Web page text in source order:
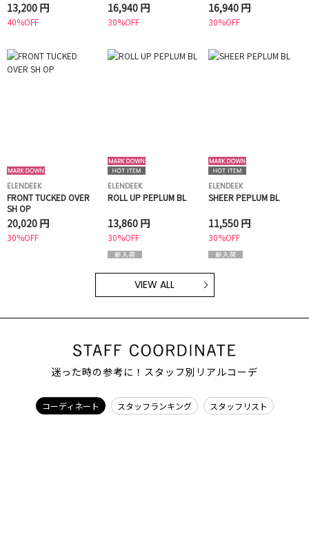
13,200 円
40%OFF
16,940 円
30%OFF
16,940 円
30%OFF
ELENDEEK
FRONT TUCKED OVER
SH OP
20,020 円
30%OFF
ELENDEEK
ROLL UP PEPLUM BL
13,860 円
30%OFF
ELENDEEK
SHEER PEPLUM BL
11,550 円
30%OFF
VIEW ALL
迷った時の参考に！スタッフ別リアルコーデ
コーディネート スタッフランキング スタッフリスト